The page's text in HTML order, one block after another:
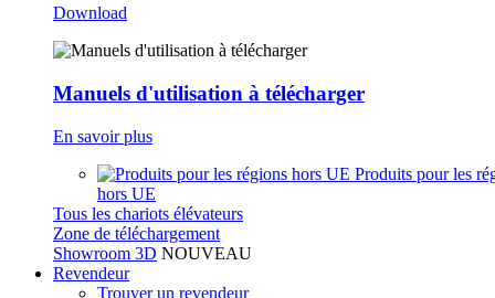
Download
Manuels d'utilisation à télécharger
En savoir plus
Produits pour les
hors UE
Tous les chariots élévateurs
Zone de téléchargement
Showroom 3D NOUVEAU
Revendeur
Trouver un revendeur